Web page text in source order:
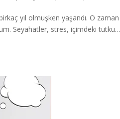
yıl olmuşken yaşandı. O
Seyahatler, stres, içimdeki